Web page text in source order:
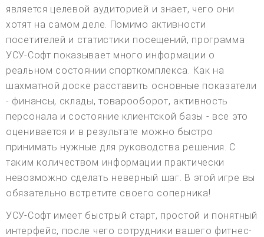
является целевой аудиторией и знает, чего они
хотят на самом деле. Помимо активности
посетителей и статистики посещений, программа
УСУ-Софт показывает много информации о
реальном состоянии спорткомплекса. Как на
шахматной доске расставить основные показатели
- финансы, склады, товарооборот, активность
персонала и состояние клиентской базы - все это
оценивается и в результате можно быстро
принимать нужные для руководства решения. С
таким количеством информации практически
невозможно сделать неверный шаг. В этой игре вы
обязательно встретите своего соперника!
УСУ-Софт имеет быстрый старт, простой и понятный
интерфейс, после чего сотрудники вашего фитнес-